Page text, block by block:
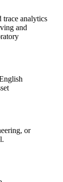
trace analytics
and
or